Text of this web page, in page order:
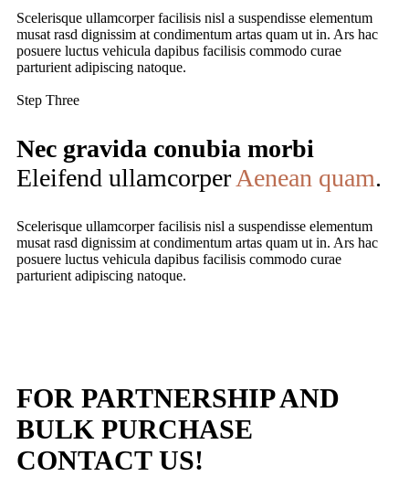
Scelerisque ullamcorper facilisis nisl a suspendisse elementum
musat rasd dignissim at condimentum artas quam ut in. Ars hac
posuere luctus vehicula dapibus facilisis commodo curae
parturient adipiscing natoque.
Step Three
Nec gravida conubia morbi
Eleifend ullamcorper Aenean quam.
Scelerisque ullamcorper facilisis nisl a suspendisse elementum
musat rasd dignissim at condimentum artas quam ut in. Ars hac
posuere luctus vehicula dapibus facilisis commodo curae
parturient adipiscing natoque.
FOR PARTNERSHIP AND
BULK PURCHASE
CONTACT US!